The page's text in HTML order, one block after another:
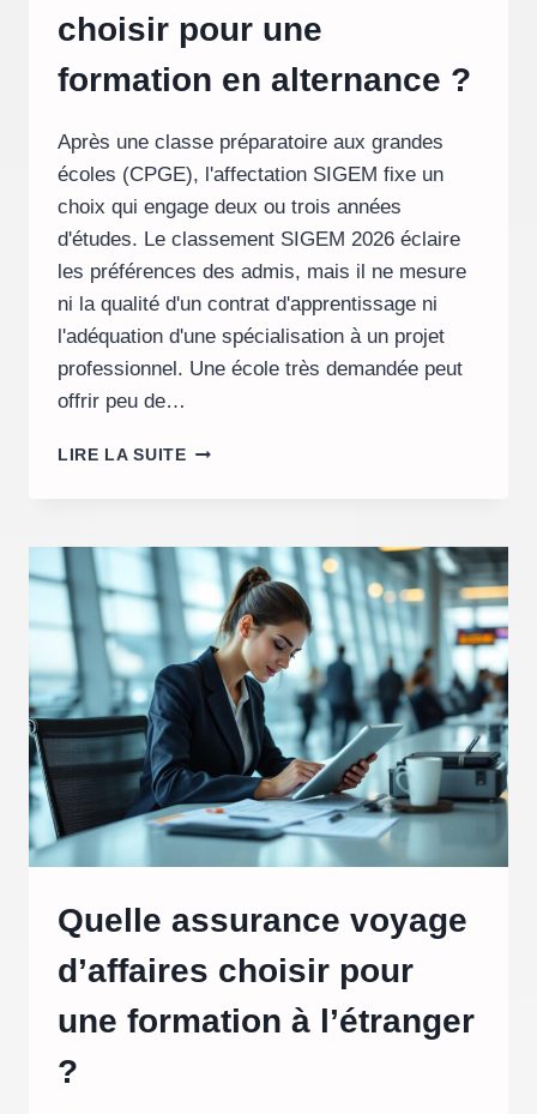
choisir pour une
formation en alternance ?
Après une classe préparatoire aux grandes
écoles (CPGE), l'affectation SIGEM fixe un
choix qui engage deux ou trois années
d'études. Le classement SIGEM 2026 éclaire
les préférences des admis, mais il ne mesure
ni la qualité d'un contrat d'apprentissage ni
l'adéquation d'une spécialisation à un projet
professionnel. Une école très demandée peut
offrir peu de…
LIRE LA SUITEQUELLE
SIGEM
2026
CHOISIR
POUR
UNE
FORMATION
ALTERNANCE
Quelle assurance voyage
d’affaires choisir pour
une formation à l’étranger
?